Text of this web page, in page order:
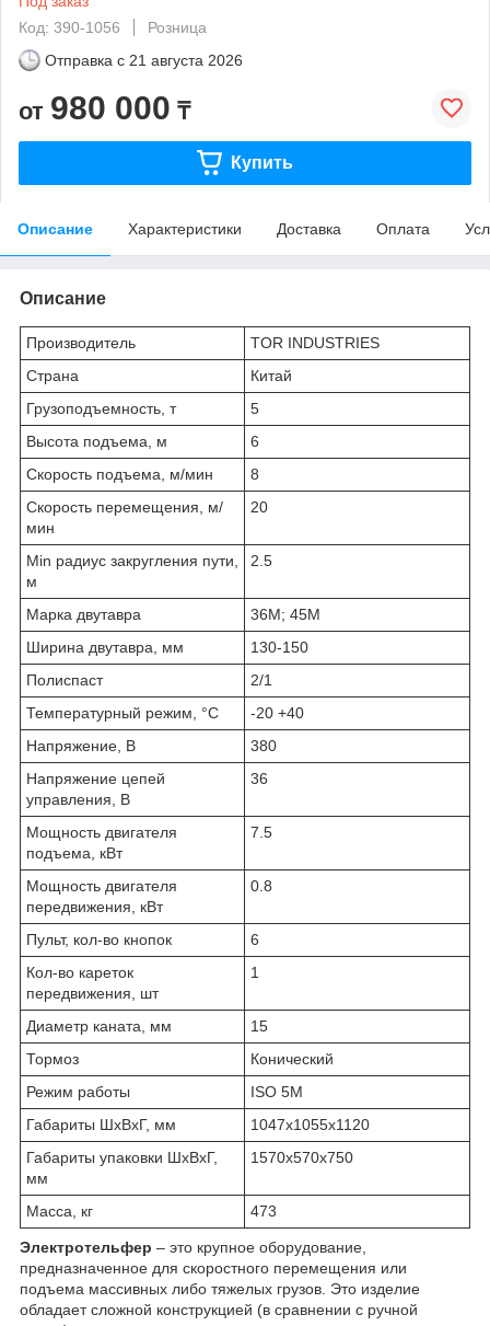
Код: 390-1056
Розница
Отправка с 21 августа 2026
от 980 000 ₸
Купить
Описание Характеристики Доставка Оплата
Описание
Производитель
TOR INDUSTRIES
Страна
Китай
Грузоподъемность, т
5
Высота подъема, м
6
Скорость подъема, м/мин
8
Скорость перемещения, м/
мин
20
Min радиус закругления пути,
м
2.5
Марка двутавра
36М; 45М
Ширина двутавра, мм
130-150
Полиспаст
2/1
Температурный режим, °С
-20 +40
Напряжение, В
380
Напряжение цепей
управления, В
36
Мощность двигателя
подъема, кВт
7.5
Мощность двигателя
передвижения, кВт
0.8
Пульт, кол-во кнопок
6
Кол-во кареток
передвижения, шт
1
Диаметр каната, мм
15
Тормоз
Конический
Режим работы
ISO 5M
Габариты ШхВхГ, мм
1047х1055х1120
Габариты упаковки ШхВхГ,
мм
1570х570х750
Масса, кг 473
Электротельфер – это крупное оборудование,
предназначенное для скоростного перемещения или
подъема массивных либо тяжелых грузов. Это изделие
обладает сложной конструкцией (в сравнении с ручной